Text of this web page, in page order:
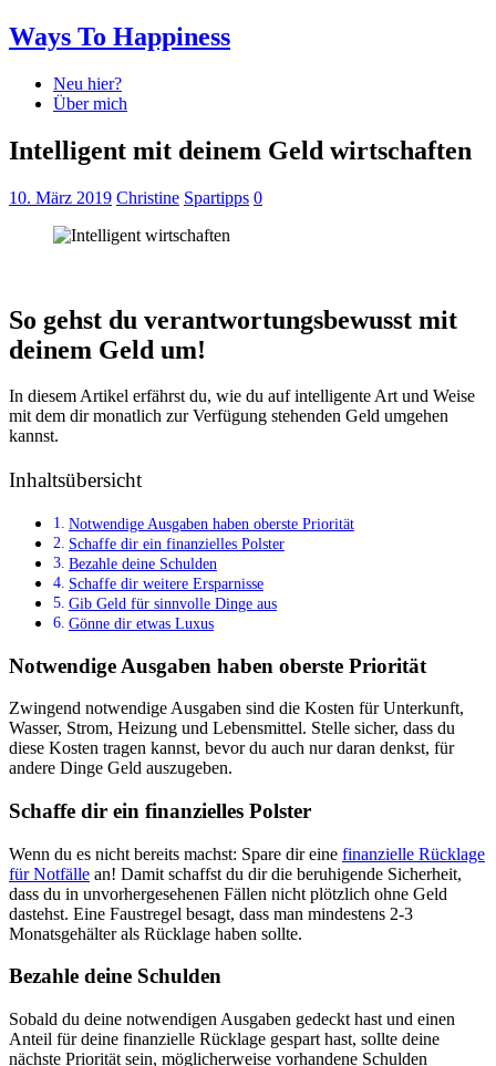
Ways To Happiness
Neu hier?
Über mich
Intelligent mit deinem Geld wirtschaften
10. März 2019 Christine Spartipps 0
So gehst du verantwortungsbewusst mit
deinem Geld um!
In diesem Artikel erfährst du, wie du auf intelligente Art und Weise
mit dem dir monatlich zur Verfügung stehenden Geld umgehen
kannst.
Inhaltsübersicht
Notwendige Ausgaben haben oberste Priorität
Schaffe dir ein finanzielles Polster
Bezahle deine Schulden
Schaffe dir weitere Ersparnisse
Gib Geld für sinnvolle Dinge aus
Gönne dir etwas Luxus
Notwendige Ausgaben haben oberste Priorität
Zwingend notwendige Ausgaben sind die Kosten für Unterkunft,
Wasser, Strom, Heizung und Lebensmittel. Stelle sicher, dass du
diese Kosten tragen kannst, bevor du auch nur daran denkst, für
andere Dinge Geld auszugeben.
Schaffe dir ein finanzielles Polster
Wenn du es nicht bereits machst: Spare dir eine finanzielle Rücklage
für Notfälle an! Damit schaffst du dir die beruhigende Sicherheit,
dass du in unvorhergesehenen Fällen nicht plötzlich ohne Geld
dastehst. Eine Faustregel besagt, dass man mindestens 2-3
Monatsgehälter als Rücklage haben sollte.
Bezahle deine Schulden
Sobald du deine notwendigen Ausgaben gedeckt hast und einen
Anteil für deine finanzielle Rücklage gespart hast, sollte deine
nächste Priorität sein, möglicherweise vorhandene Schulden